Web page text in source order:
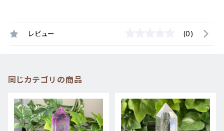
レビュー (0)
同じカテゴリの商品